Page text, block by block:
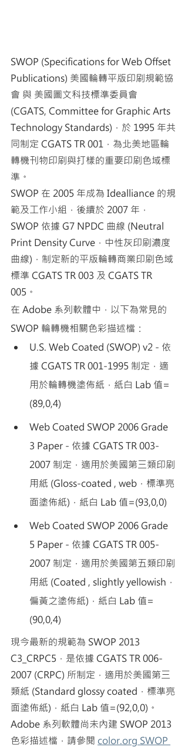
SWOP (Specifications for Web Offset
Publications) 美國輪轉平版印刷規範協
會 與 美國圖文科技標準委員會
(CGATS, Committee for Graphic Arts
Technology Standards)，於 1995 年共
同制定 CGATS TR 001，為北美地區輪
轉機刊物印刷與打樣的重要印刷色域標
準。
SWOP 在 2005 年成為 Idealliance 的規
範及工作小組，後續於 2007 年，
SWOP 依據 G7 NPDC 曲線 (Neutral
Print Density Curve，中性灰印刷濃度
曲線)，制定新的平版輪轉商業印刷色域
標準 CGATS TR 003 及 CGATS TR
005。
在 Adobe 系列軟體中，以下為常見的
SWOP 輪轉機相關色彩描述檔：
U.S. Web Coated (SWOP) v2 - 依
據 CGATS TR 001-1995 制定，適
用於輪轉機塗佈紙，紙白 Lab 值=
(89,0,4)
Web Coated SWOP 2006 Grade
3 Paper - 依據 CGATS TR 003-
2007 制定，適用於美國第三類印刷
用紙 (Gloss-coated , web，標準亮
面塗佈紙)，紙白 Lab 值=(93,0,0)
Web Coated SWOP 2006 Grade
5 Paper - 依據 CGATS TR 005-
2007 制定，適用於美國第五類印刷
用紙 (Coated , slightly yellowish，
偏黃之塗佈紙)，紙白 Lab 值=
(90,0,4)
現今最新的規範為 SWOP 2013
C3_CRPC5，是依據 CGATS TR 006-
2007 (CRPC) 所制定，適用於美國第三
類紙 (Standard glossy coated，標準亮
面塗佈紙)，紙白 Lab 值=(92,0,0)。
Adobe 系列軟體尚未內建 SWOP 2013
色彩描述檔，請參閱 color.org SWOP